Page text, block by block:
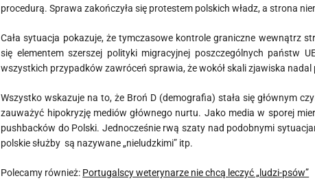
procedurą. Sprawa zakończyła się protestem polskich władz, a strona
Cała sytuacja pokazuje, że tymczasowe kontrole graniczne wewnątrz
się elementem szerszej polityki migracyjnej poszczególnych państw
wszystkich przypadków zawróceń sprawia, że wokół skali zjawiska nadal
Wszystko wskazuje na to, że Broń D (demografia) stała się głównym
zauważyć hipokryzję mediów głównego nurtu. Jako media w sporej
pushbacków do Polski. Jednocześnie rwą szaty nad podobnymi
polskie służby są nazywane „nieludzkimi” itp.
Polecamy również: Portugalscy weterynarze nie chcą leczyć „ludzi-psów”